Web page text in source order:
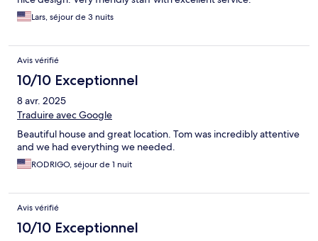
Lars, séjour de 3 nuits
Avis vérifié
10/10 Exceptionnel
8 avr. 2025
Traduire avec Google
Beautiful house and great location. Tom was incredibly attentive
and we had everything we needed.
RODRIGO, séjour de 1 nuit
Avis vérifié
10/10 Exceptionnel